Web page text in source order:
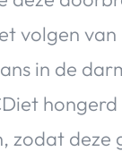
volgen van
in de
zodat deze